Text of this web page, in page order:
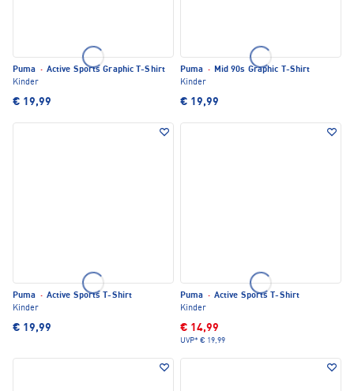
Puma · Active Sports Graphic T-Shirt
Kinder
€ 19,99
Puma · Mid 90s Graphic T-Shirt
Kinder
€ 19,99
Puma · Active Sports T-Shirt
Kinder
€ 19,99
Puma · Active Sports T-Shirt
Kinder
€ 14,99
UVP* € 19,99